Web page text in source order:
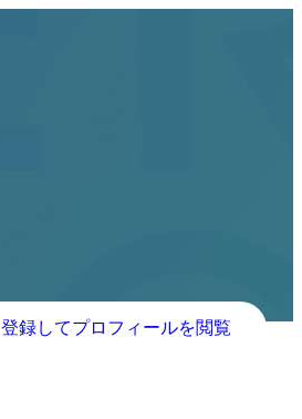
登録してプロフィールを閲覧